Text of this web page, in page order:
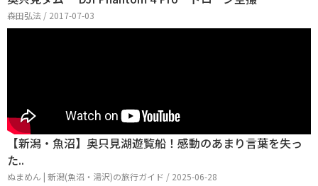
森田弘法 / 2017-07-03
【新潟・魚沼】奥只見湖遊覧船！感動のあまり言葉を失っ
た..
ぬまめん | 新潟(魚沼・湯沢)の旅行ガイド / 2025-06-28